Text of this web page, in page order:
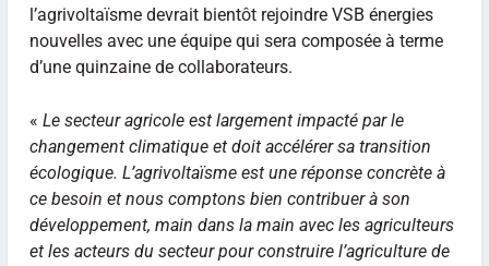
l’agrivoltaïsme devrait bientôt rejoindre VSB énergies
nouvelles avec une équipe qui sera composée à terme
d’une quinzaine de collaborateurs.
« Le secteur agricole est largement impacté par le
changement climatique et doit accélérer sa transition
écologique. L’agrivoltaïsme est une réponse concrète à
ce besoin et nous comptons bien contribuer à son
développement, main dans la main avec les agriculteurs
et les acteurs du secteur pour construire l’agriculture de